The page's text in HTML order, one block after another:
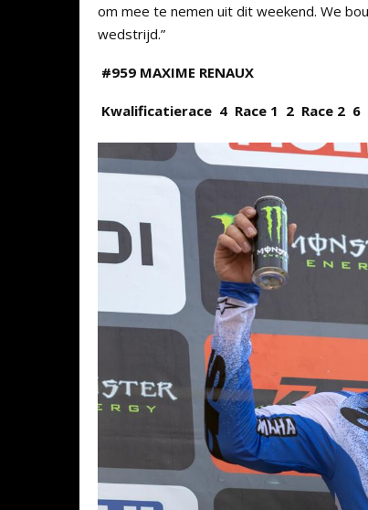
om mee te nemen uit dit weekend. We
wedstrijd.”
#959 MAXIME RENAUX
Kwalificatierace 4 Race 1 2 Race 2 6